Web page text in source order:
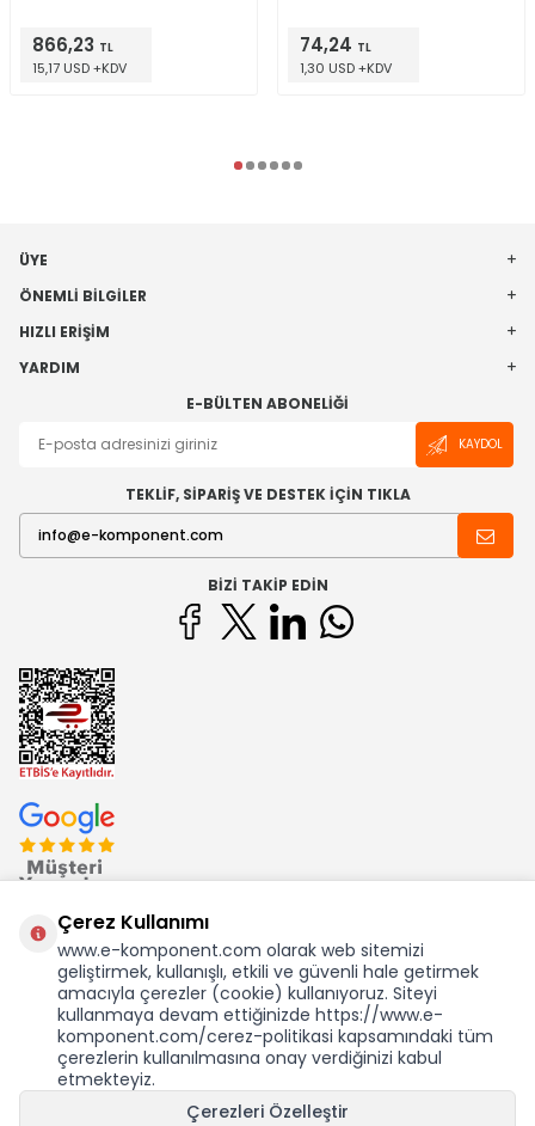
KDV Dahil Birim Fiyat
866,23 TL
15,17 USD +KDV
74,24 TL
1,30 USD +KDV
ÜYE
ÖNEMLI BILGILER
HIZLI ERIŞIM
YARDIM
E-BÜLTEN ABONELIĞI
KAYDOL
TEKLİF, SİPARİŞ VE DESTEK İÇİN TIKLA
BIZI TAKIP EDIN
Ekom Elk. Elektronik San. ve Tic. A.Ş.'nin Tescilli Bir Markasıdır
Çerez Kullanımı
www.e-komponent.com olarak web sitemizi
geliştirmek, kullanışlı, etkili ve güvenli hale getirmek
amacıyla çerezler (cookie) kullanıyoruz. Siteyi
kullanmaya devam ettiğinizde https://www.e-
komponent.com/cerez-politikasi kapsamındaki tüm
çerezlerin kullanılmasına onay verdiğinizi kabul
etmekteyiz.
Çerezleri Özelleştir